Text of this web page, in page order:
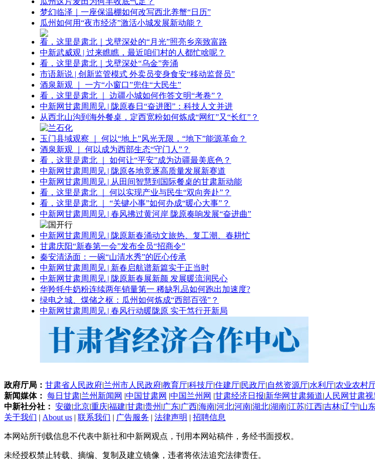
梦幻临泽｜一座保温棚如何改写西北养蟹“日历”
瓜州如何用“夜市经济”激活小城发展新动能？
看，这里是肃北｜戈壁深处的“月光”照亮乡亲致富路
中新武威观 | 过来瞧瞧，最近咱们村的人都忙啥呢？
看，这里是肃北｜戈壁深处“乌金”奔涌
市语新说 | 创新监管模式 外卖员变身食安“移动监督员”
酒泉新观 ｜ 一方“小窗口”兜住“大民生”
看，这里是肃北 ｜ 边疆小城如何作答文明“考卷”？
中新网甘肃周周见 | 陇原春日“奋进图”：科技人文并进
从西北山沟到海外餐桌，定西宽粉如何炼成“网红”又“长红”？
玉门县域观察 ｜ 何以“地上”风光无限，“地下”能源革命？
酒泉新观 ｜ 何以成为西部生态“守门人”？
看，这里是肃北 ｜ 如何让“平安”成为边疆最美底色？
中新网甘肃周周见 | 陇原各地竞逐高质量发展新赛道
中新网甘肃周周见 | 从田间智慧到国际餐桌的甘肃新动能
看，这里是肃北 ｜ 何以实现产业与民生“双向奔赴”？
看，这里是肃北 ｜ “关键小事”如何办成“暖心大事”？
中新网甘肃周周见 | 春风拂过黄河岸 陇原奏响发展“奋进曲”
中新网甘肃周周见 | 陇原新春涌动文旅热、复工潮、春耕忙
甘肃庆阳“新春第一会”发布全员“招商令”
秦安清汤面：一碗“山清水秀”的匠心传承
中新网甘肃周周见 | 新春启航谱新篇实干正当时
中新网甘肃周周见 | 陇原新春展新颜 发展暖流润民心
华羚牦牛奶粉连续两年销量第一 稀缺乳品如何跑出加速度?
绿电之城、煤储之枢：瓜州如何炼成“西部百强”？
中新网甘肃周周见 | 春风行动暖陇原 实干笃行开新局
政府厅局： 甘肃省人民政府|兰州市人民政府|教育厅|科技厅|住建厅|民政厅|自然资源厅|水利厅|农业农村
新闻媒体： 每日甘肃|兰州新闻网 |中国甘肃网 |中国兰州网 |甘肃经济日报|新华网甘肃频道| 人民网甘肃视
中新社分社： 安徽|北京|重庆|福建|甘肃|贵州 |广东|广西|海南|河北|河南|湖北|湖南|江苏|江西|吉林|辽宁|山
关于我们 | About us | 联系我们 | 广告服务 | 法律声明 | 招聘信息
本网站所刊载信息不代表中新社和中新网观点，刊用本网站稿件，务经书面授权。
未经授权禁止转载、摘编、复制及建立镜像，违者将依法追究法律责任。